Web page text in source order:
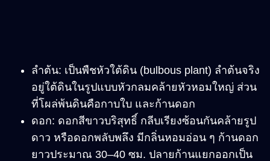
ลำต้น: เป็นพืชหัวใต้ดิน (bulbous plant) ลำต้นจริง
อยู่ใต้ดินในรูปแบบหัวกลมคล้ายหัวหอมใหญ่ ส่วน
ที่โผล่พ้นดินคือกาบใบ และก้านดอก
ดอก: ดอกสีขาวบริสุทธิ์ กลีบเรียงซ้อนกันคล้ายรูป
ดาว หรือดอกพลับพลึง มีกลิ่นหอมอ่อน ๆ ก้านดอก
ยาวประมาณ 30–40 ซม. ปลายก้านแยกออกเป็น